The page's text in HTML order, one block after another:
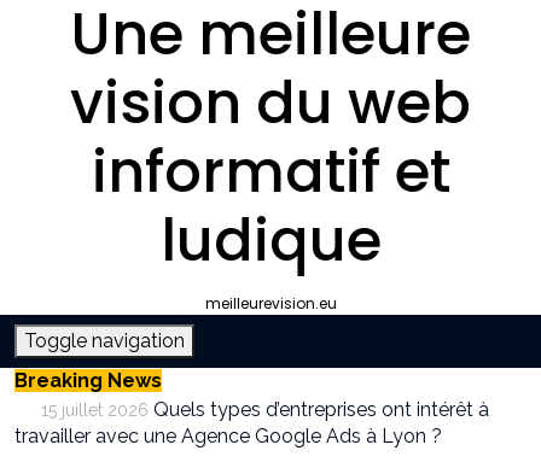
Une meilleure
vision du web
informatif et
ludique
meilleurevision.eu
Toggle navigation
Breaking News
15 juillet 2026 Quels types d’entreprises ont intérêt à
travailler avec une Agence Google Ads à Lyon ?